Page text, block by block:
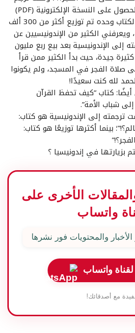
من دون إذني، حيث تم الحصول على النسخة الإلكترونية (PDF)
وقاموا بترجمتها، وهذا الكتاب وحده تم توزيع أكثر من 300 ألف
الكثير من الإندونيسيين عن
إلى الإندونيسية بعد بيع ربع مليون
جيدة، حيث بدأ الكثير ممن قرأ
صلاة الفجر في المسجد، ولم يكونوا
لله كنت سعيدًا!
كتاب “كيف تحفظ القرآن
شباب الأمة”.
ترجمته إلى الإندونيسية هو كتاب:
بينما أكثرها توزيعًا هو كتاب:
بزيارتها في إندونيسيا ؟
والمقالات الأخرى على
واتساب
والمحتويات فور نشرها
واتساب
مع أصدقائك!